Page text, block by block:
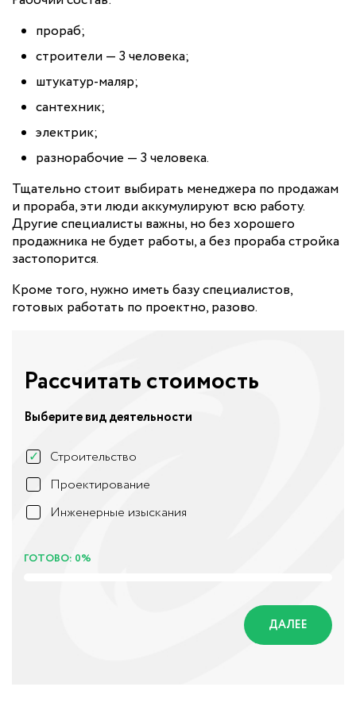
прораб;
строители — 3 человека;
штукатур-маляр;
сантехник;
электрик;
разнорабочие — 3 человека.
Тщательно стоит выбирать менеджера по продажам
и прораба, эти люди аккумулируют всю работу.
Другие специалисты важны, но без хорошего
продажника не будет работы, а без прораба стройка
застопорится.
Кроме того, нужно иметь базу специалистов,
готовых работать по проектно, разово.
Рассчитать стоимость
Выберите вид деятельности
Строительство
Проектирование
Инженерные изыскания
ГОТОВО: 0%
ДАЛЕЕ